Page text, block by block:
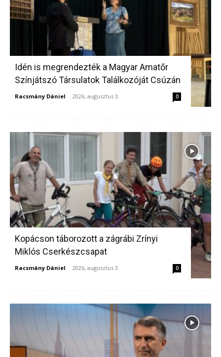
Idén is megrendezték a Magyar Amatőr
Színjátszó Társulatok Találkozóját Csúzán
Racsmány Dániel - 2026, augusztus 3. 0
Kopácson táborozott a zágrábi Zrínyi
Miklós Cserkészcsapat
Racsmány Dániel - 2026, augusztus 3. 0